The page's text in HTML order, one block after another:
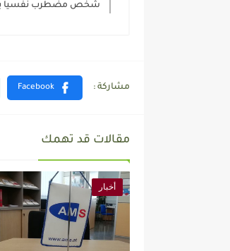
شخص مضطرب نفسيا
مقالات قد تهمك
أخبار